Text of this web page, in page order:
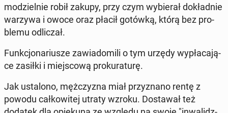
mo­dziel­nie robił zakupy, przy czym wy­bie­rał do­kład­nie
warzywa i owoce oraz płacił gotówką, którą bez pro­
ble­mu od­li­czał.
Funk­cjo­na­riu­sze za­wia­do­mi­li o tym urzędy wy­pła­ca­ją­
ce zasiłki i miej­sco­wą pro­ku­ra­tu­rę.
Jak usta­lo­no, męż­czy­zna miał przy­zna­no rentę z
powodu cał­ko­wi­tej utraty wzroku. Do­sta­wał też